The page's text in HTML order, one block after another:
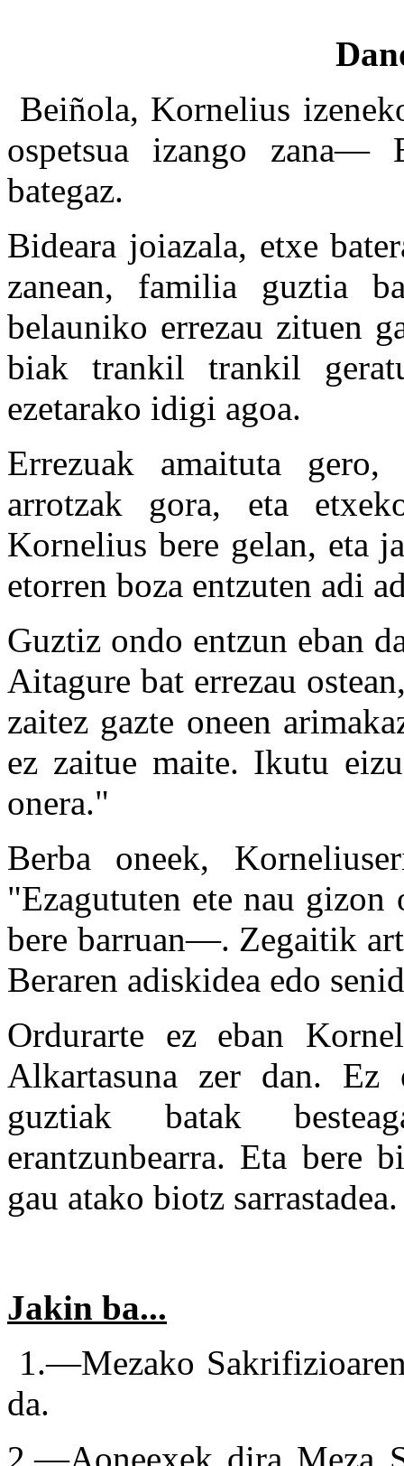
Beiñola, Kornelius
ospetsua izango zana—
bategaz.
Bideara joiazala, etxe
zanean, familia guztia
belauniko errezau zituen
biak trankil trankil
ezetarako idigi agoa.
Errezuak amaituta
arrotzak gora, eta
Kornelius bere gelan, eta
etorren boza entzuten adi
Guztiz ondo entzun eban
Aitagure bat errezau
zaitez gazte oneen
ez zaitue maite. Ikutu
onera."
Berba oneek,
"Ezagututen ete nau
bere barruan—. Zegaitik
Beraren adiskidea edo
Ordurarte ez eban
Alkartasuna zer dan.
guztiak batak
erantzunbearra. Eta bere
gau atako biotz sarrastadea.
Jakin ba...
1.—Mezako
da.